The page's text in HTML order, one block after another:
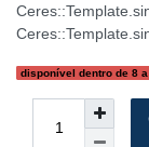
disponível dentro de 8